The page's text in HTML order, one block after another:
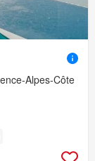
Alpes-Côte